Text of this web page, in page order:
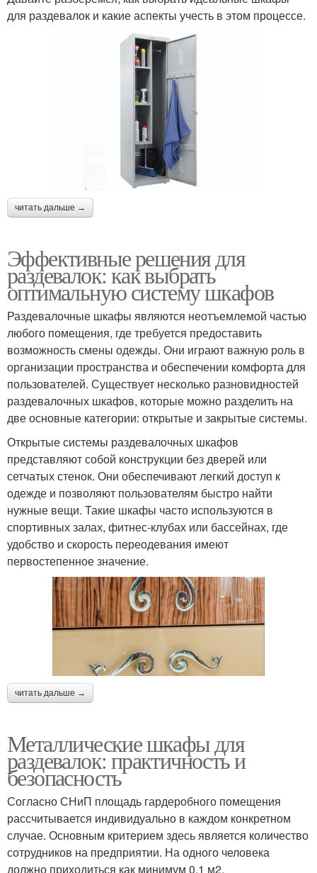
для раздевалок и какие аспекты учесть в этом процессе.
читать дальше →
Эффективные решения для
раздевалок: как выбрать
оптимальную систему шкафов
Раздевалочные шкафы являются неотъемлемой частью
любого помещения, где требуется предоставить
возможность смены одежды. Они играют важную роль в
организации пространства и обеспечении комфорта для
пользователей. Существует несколько разновидностей
раздевалочных шкафов, которые можно разделить на
две основные категории: открытые и закрытые системы.
Открытые системы раздевалочных шкафов
представляют собой конструкции без дверей или
сетчатых стенок. Они обеспечивают легкий доступ к
одежде и позволяют пользователям быстро найти
нужные вещи. Такие шкафы часто используются в
спортивных залах, фитнес-клубах или бассейнах, где
удобство и скорость переодевания имеют
первостепенное значение.
читать дальше →
Металлические шкафы для
раздевалок: практичность и
безопасность
Согласно СНиП площадь гардеробного помещения
рассчитывается индивидуально в каждом конкретном
случае. Основным критерием здесь является количество
сотрудников на предприятии. На одного человека
должно приходиться как минимум 0,1 м2.